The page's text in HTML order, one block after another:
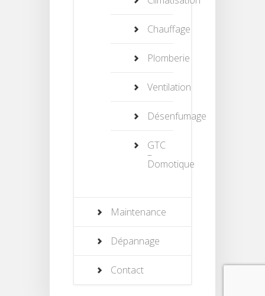
Chauffage
Plomberie
Ventilation
Désenfumage
GTC
–
Domotique
Maintenance
Dépannage
Contact